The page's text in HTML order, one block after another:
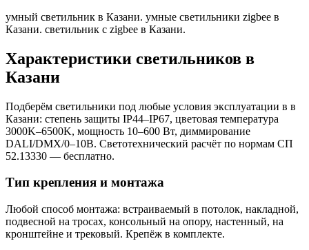
умный светильник в Казани. умные светильники zigbee в
Казани. светильник с zigbee в Казани.
Характеристики светильников в
Казани
Подберём светильники под любые условия эксплуатации в в
Казани: степень защиты IP44–IP67, цветовая температура
3000K–6500K, мощность 10–600 Вт, диммирование
DALI/DMX/0–10В. Светотехнический расчёт по нормам СП
52.13330 — бесплатно.
Тип крепления и монтажа
Любой способ монтажа: встраиваемый в потолок, накладной,
подвесной на тросах, консольный на опору, настенный, на
кронштейне и трековый. Крепёж в комплекте.